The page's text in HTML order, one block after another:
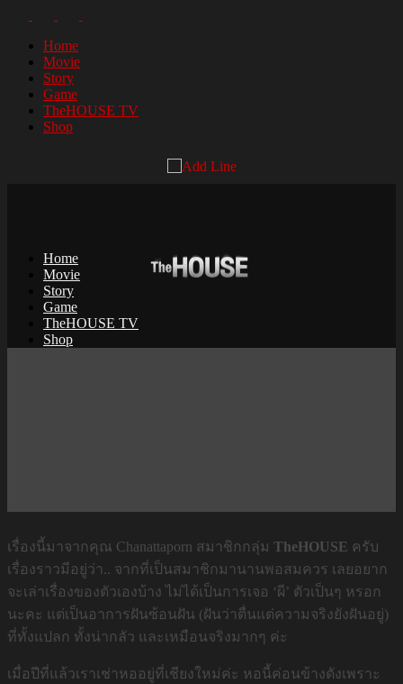
Home
Movie
Story
Game
TheHOUSE TV
Shop
Home
Movie
Story
Game
TheHOUSE TV
Shop
เรื่องนี้มาจากคุณ Chanattaporn สมาชิกกลุ่ม TheHOUSE ครับ
เรื่องราวมีอยู่ว่า.. จากที่เป็นสมาชิกมานานพอสมควร เลยอยาก
จะเล่าเรื่องของตัวเองบ้าง ไม่ได้เป็นการเจอ ‘ผี’ ตัวเป็นๆ หรอก
นะคะ แต่เป็นอาการฝันซ้อนฝัน (ฝันว่าตื่นแต่ความจริงยังฝันอยู่)
ที่ทั้งแปลก ทั้งน่ากลัว และเหมือนจริงมากๆ ค่ะ
เมื่อปีที่แล้วเราเช่าหออยู่ที่เชียงใหม่ค่ะ หอนี้ค่อนข้างดังเพราะ